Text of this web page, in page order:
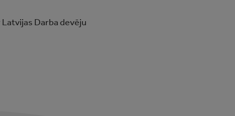
Darba devēju